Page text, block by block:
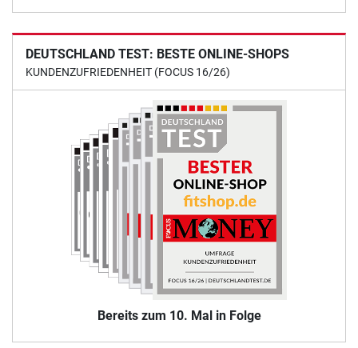
DEUTSCHLAND TEST: BESTE ONLINE-SHOPS
KUNDENZUFRIEDENHEIT (FOCUS 16/26)
Bereits zum 10. Mal in Folge